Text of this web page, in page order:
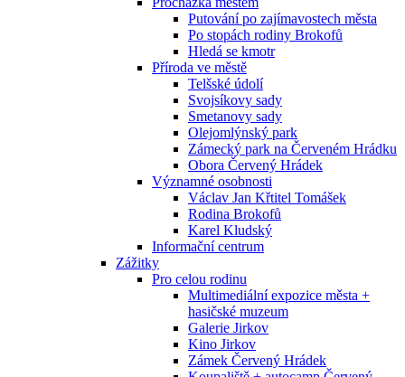
Putování po zajímavostech města
Po stopách rodiny Brokofů
Hledá se kmotr
Příroda ve městě
Telšské údolí
Svojsíkovy sady
Smetanovy sady
Olejomlýnský park
Zámecký park na Červeném Hrádku
Obora Červený Hrádek
Významné osobnosti
Václav Jan Křtitel Tomášek
Rodina Brokofů
Karel Kludský
Informační centrum
Zážitky
Pro celou rodinu
Multimediální expozice města +
hasičské muzeum
Galerie Jirkov
Kino Jirkov
Zámek Červený Hrádek